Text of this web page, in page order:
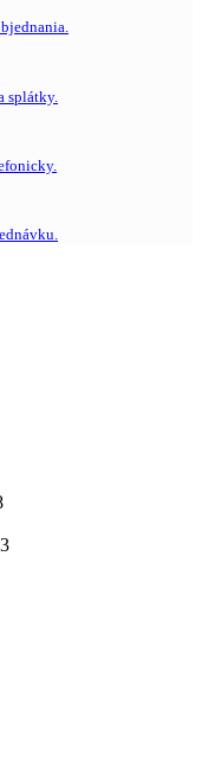
splátky.